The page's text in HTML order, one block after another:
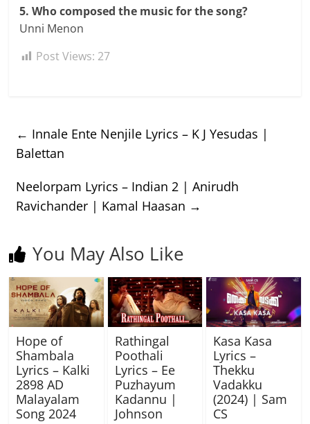
5. Who composed the music for the song?
Unni Menon
Post Views: 27
← Innale Ente Nenjile Lyrics – K J Yesudas |
Balettan
Neelorpam Lyrics – Indian 2 | Anirudh
Ravichander | Kamal Haasan →
You May Also Like
Hope of
Shambala
Lyrics – Kalki
2898 AD
Malayalam
Song 2024
Rathingal
Poothali
Lyrics – Ee
Puzhayum
Kadannu |
Johnson
Kasa Kasa
Lyrics –
Thekku
Vadakku
(2024) | Sam
CS